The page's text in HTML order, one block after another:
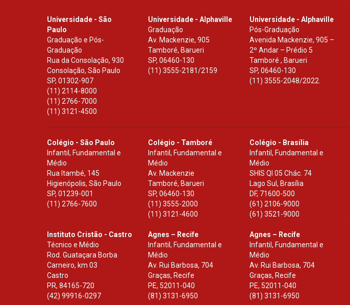
Universidade - São
Paulo
Graduação e Pós-
Graduação
Rua da Consolação, 930
Consolação, São Paulo
SP, 01302-907
(11) 2114-8000
(11) 2766-7000
(11) 3121-4500
Universidade - Alphaville
Graduação
Av. Mackenzie, 905
Tamboré, Barueri
SP,06460-130
(11) 3555-2181/2159
Universidade - Alphaville
Pós-Graduação
Avenida Mackenzie, 905 –
2º Andar – Prédio 5
Tamboré , Barueri
SP, 06460-130
(11) 3555-2048/2022.
Colégio - São Paulo
Infantil, Fundamental e
Médio
Rua Itambé, 145
Higienópolis, São Paulo
SP, 01239-001
(11) 2766-7600
Colégio - Tamboré
Infantil, Fundamental e
Médio
Av. Mackenzie
Tamboré, Barueri
SP,06460-130
(11) 3555-2000
(11) 3121-4600
Colégio - Brasília
Infantil, Fundamental e
Médio
SHIS Ql 05 Chác. 74
Lago Sul, Brasília
DF, 71600-500
(61) 2106-9000
(61) 3521-9000
Instituto Cristão - Castro
Técnico e Médio
Rod. Guataçara Borba
Carneiro, km 03
Castro
PR, 84165-720
(42) 99916-0297
Agnes – Recife
Infantil, Fundamental e
Médio
Av. Rui Barbosa, 704
Graças, Recife
PE, 52011-040
(81) 3131-6950
Agnes – Recife
Infantil, Fundamental e
Médio
Av. Rui Barbosa, 704
Graças, Recife
PE, 52011-040
(81) 3131-6950